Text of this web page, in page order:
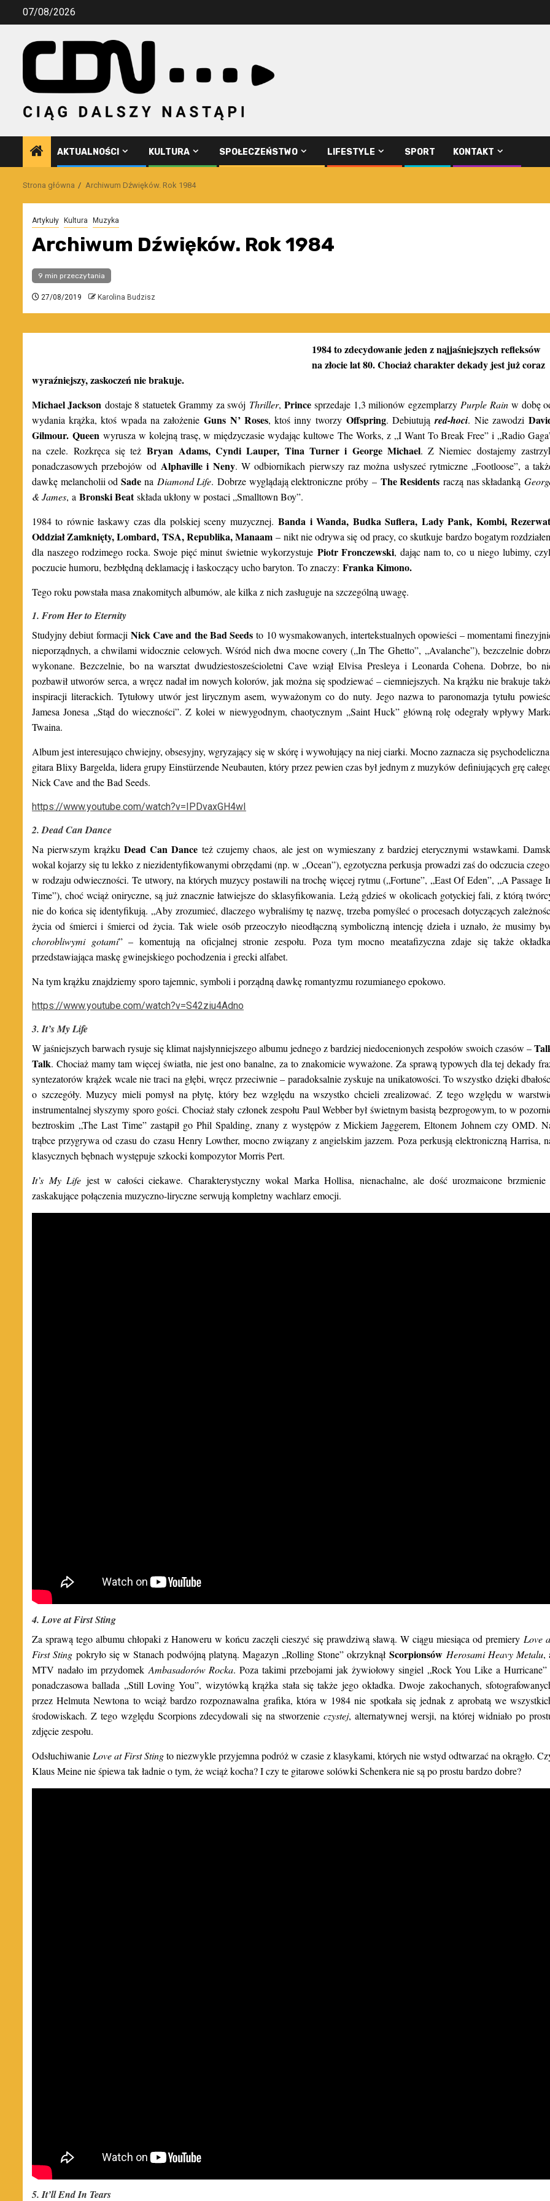
Przejdź07/08/2026
AKTUALNOŚCI KULTURA SPOŁECZEŃSTWO LIFESTYLE SPORT KONTAKT
Strona główna Archiwum Dźwięków. Rok 1984
Artykuły Kultura Muzyka
Archiwum Dźwięków. Rok 1984
9 min przeczytania
27/08/2019 Karolina Budzisz
1984 to zdecydowanie jeden z najjaśniejszych refleksów
na złocie lat 80. Chociaż charakter dekady jest już coraz
wyraźniejszy, zaskoczeń nie brakuje.
Michael Jackson dostaje 8 statuetek Grammy za swój Thriller,Prince sprzedaje 1,3 milionów egzemplarzy Purple Rain w dobę
wydania krążka, ktoś wpada na założenie Guns N’ Roses, ktoś inny tworzy Offspring. Debiutująred-hoci. Nie zawodzi
Gilmour. Queen wyrusza w kolejną trasę, w międzyczasie wydając kultoweThe Works, z „I Want To Break Free” i „Radio
na czele. Rozkręca się też Bryan Adams, Cyndi Lauper, Tina Turner i George Michael. Z Niemiec dostajemy
ponadczasowych przebojów od Alphaville i Neny. W odbiornikach pierwszy raz można usłyszeć rytmiczne „Footloose”, a
dawkę melancholii odSade na Diamond Life. Dobrze wyglądają elektroniczne próby – The Residents raczą nas składanką
& James, a Bronski Beatskłada ukłony w postaci „Smalltown Boy”.
1984 to równie łaskawy czas dla polskiej sceny muzycznej.Banda i Wanda, Budka Suflera, Lady Pank, Kombi,
Oddział Zamknięty, Lombard, TSA, Republika, Manaam – nikt nie odrywa się od pracy, co skutkuje bardzo bogatym
dla naszego rodzimego rocka. Swoje pięć minut świetnie wykorzystuje Piotr Fronczewski, dając nam to, co u niego lubimy,
poczucie humoru, bezbłędną deklamację i łaskoczący ucho baryton. To znaczy: Franka Kimono.
Tego roku powstała masa znakomitych albumów, ale kilka z nich zasługuje na szczególną uwagę.
1. From Her to Eternity
Studyjny debiut formacji Nick Cave and the Bad Seeds to 10 wysmakowanych, intertekstualnych opowieści – momentami
nieporządnych, a chwilami widocznie celowych. Wśród nich dwa mocne covery („In The Ghetto”, „Avalanche”), bezczelnie
wykonane. Bezczelnie, bo na warsztat dwudziestosześcioletni Cave wziął Elvisa Presleya i Leonarda Cohena. Dobrze, bo
pozbawił utworów serca, a wręcz nadał im nowych kolorów, jak można się spodziewać – ciemniejszych. Na krążku nie brakuje
inspiracji literackich. Tytułowy utwór jest lirycznym asem, wyważonym co do nuty. Jego nazwa to paronomazja tytułu
Jamesa Jonesa „Stąd do wieczności”. Z kolei w niewygodnym, chaotycznym „Saint Huck” główną rolę odegrały wpływy
Twaina.
Album jest interesująco chwiejny, obsesyjny, wgryzający się w skórę i wywołujący na niej ciarki. Mocno zaznacza się psychodeliczna
gitara Blixy Bargelda, lidera grupy Einstürzende Neubauten, który przez pewien czas był jednym z muzyków definiujących grę
Nick Cave and the Bad Seeds.
https://www.youtube.com/watch?v=IPDvaxGH4wI
2. Dead Can Dance
Na pierwszym krążku Dead Can Dance też czujemy chaos, ale jest on wymieszany z bardziej eterycznymi wstawkami.
wokal kojarzy się tu lekko z niezidentyfikowanymi obrzędami (np. w „Ocean”), egzotyczna perkusja prowadzi zaś do odczucia
w rodzaju odwieczności. Te utwory, na których muzycy postawili na trochę więcej rytmu („Fortune”, „East Of Eden”, „A Passage
Time”), choć wciąż oniryczne, są już znacznie łatwiejsze do sklasyfikowania. Leżą gdzieś w okolicach gotyckiej fali, z którą
nie do końca się identyfikują. „Aby zrozumieć, dlaczego wybraliśmy tę nazwę, trzeba pomyśleć o procesach dotyczących
życia od śmierci i śmierci od życia. Tak wiele osób przeoczyło nieodłączną symboliczną intencję dzieła i uznało, że musimy
chorobliwymi gotami” – komentują na oficjalnej stronie zespołu. Poza tym mocno meatafizyczna zdaje się także
przedstawiająca maskę gwinejskiego pochodzenia i grecki alfabet.
Na tym krążku znajdziemy sporo tajemnic, symboli i porządną dawkę romantyzmu rozumianego epokowo.
https://www.youtube.com/watch?v=S42ziu4Adno
3. It’s My Life
W jaśniejszych barwach rysuje się klimat najsłynniejszego albumu jednego z bardziej niedocenionych zespołów swoich czasów –
Talk. Chociaż mamy tam więcej światła, nie jest ono banalne, za to znakomicie wyważone. Za sprawą typowych dla tej dekady
syntezatorów krążek wcale nie traci na głębi, wręcz przeciwnie – paradoksalnie zyskuje na unikatowości. To wszystko dzięki
o szczegóły. Muzycy mieli pomysł na płytę, który bez względu na wszystko chcieli zrealizować. Z tego względu w
instrumentalnej słyszymy sporo gości. Chociaż stały członek zespołu Paul Webber był świetnym basistą bezprogowym, to w
beztroskim „The Last Time” zastąpił go Phil Spalding, znany z występów z Mickiem Jaggerem, Eltonem Johnem czy OMD.
trąbce przygrywa od czasu do czasu Henry Lowther, mocno związany z angielskim jazzem. Poza perkusją elektroniczną Harrisa,
klasycznych bębnach występuje szkocki kompozytor Morris Pert.
It’s My Life jest w całości ciekawe. Charakterystyczny wokal Marka Hollisa, nienachalne, ale dość urozmaicone
zaskakujące połączenia muzyczno-liryczne serwują kompletny wachlarz emocji.
4. Love at First Sting
Za sprawą tego albumu chłopaki z Hanoweru w końcu zaczęli cieszyć się prawdziwą sławą. W ciągu miesiąca od premiery Love
First Sting pokryło się w Stanach podwójną platyną. Magazyn „Rolling Stone” okrzyknął Scorpionsów Herosami Heavy Metalu,
MTV nadało im przydomek Ambasadorów Rocka. Poza takimi przebojami jak żywiołowy singiel „Rock You Like a
ponadczasowa ballada „Still Loving You”, wizytówką krążka stała się także jego okładka. Dwoje zakochanych,
przez Helmuta Newtona to wciąż bardzo rozpoznawalna grafika, która w 1984 nie spotkała się jednak z aprobatą we
środowiskach. Z tego względu Scorpions zdecydowali się na stworzenie czystej, alternatywnej wersji, na której widniało po
zdjęcie zespołu.
Odsłuchiwanie Love at First Stingto niezwykle przyjemna podróż w czasie z klasykami, których nie wstyd odtwarzać na okrągło.
Klaus Meine nie śpiewa tak ładnie o tym, że wciąż kocha? I czy te gitarowe solówki Schenkera nie są po prostu bardzo dobre?
5. It’ll End In Tears